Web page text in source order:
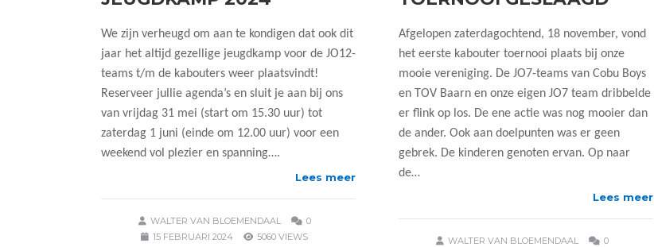
We zijn verheugd om aan te kondigen dat ook dit
jaar het altijd gezellige jeugdkamp voor de JO12-
teams t/m de kabouters weer plaatsvindt!
Reserveer jullie agenda’s en sluit je aan bij ons
van vrijdag 31 mei (start om 15.30 uur) tot
zaterdag 1 juni (einde om 12.00 uur) voor een
weekend vol plezier en spanning….
Lees meer
WALTER VAN BLOEMENDAAL
0
15 FEBRUARI 2024
5060 VIEWS
Afgelopen zaterdagochtend, 18 november, vond
het eerste kabouter toernooi plaats bij onze
mooie vereniging. De JO7-teams van Cobu Boys
en TOV Baarn en onze eigen JO7 team dribbelde
er flink op los. De ene actie was nog mooier dan
de ander. Ook aan doelpunten was er geen
gebrek. De kinderen genoten ervan. Op naar
de…
Lees meer
WALTER VAN BLOEMENDAAL
0